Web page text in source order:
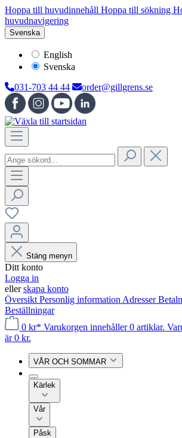
Hoppa till huvudinnehåll Hoppa till sökning
huvudnavigering
Svenska
English
Svenska
031-703 44 44
order@gillgrens.se
Stäng menyn
Ditt konto
Logga in
ellerskapa konto
Översikt Personlig information Adresser
Beställningar
0 kr* Varukorgen innehåller 0 artiklar.
är 0 kr.
VÅR OCH SOMMAR
Kärlek
Vår
Påsk